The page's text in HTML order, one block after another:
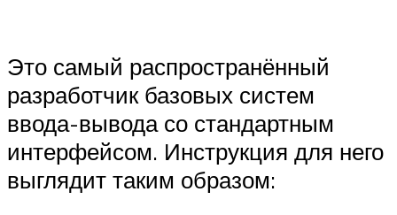
Это самый распространённый
разработчик базовых систем
ввода-вывода со стандартным
интерфейсом. Инструкция для него
выглядит таким образом: